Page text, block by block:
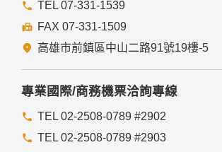
TEL 07-331-1539
FAX 07-331-1509
高雄市前鎮區中山二路91號19樓-5
專業國際/商務機票洽詢專線
TEL 02-2508-0789 #2902
TEL 02-2508-0789 #2903